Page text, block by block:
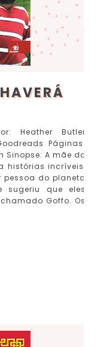
Heather Butler
Páginas:
Sinopse: A mãe do
histórias incríveis,
do planeta
que eles
Goffo. Os